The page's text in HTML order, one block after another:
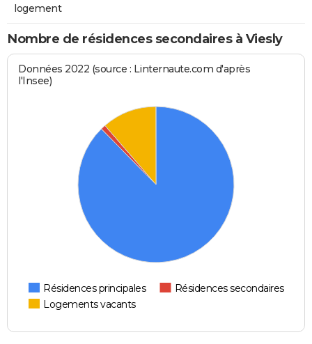
logement
Nombre de résidences secondaires à Viesly
Données 2022 (source : Linternaute.com d'après
l'Insee)
Résidences principales
Résidences secondaires
Logements vacants